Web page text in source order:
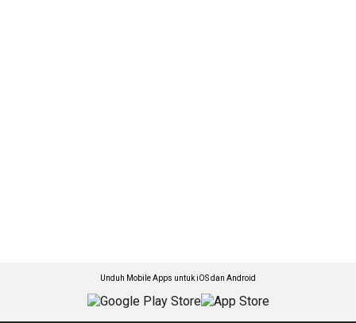
Unduh Mobile Apps untuk iOS dan Android